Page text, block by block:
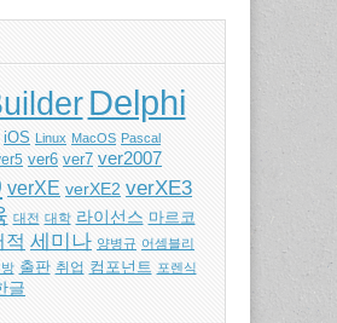
Delphi
iOS Linux MacOS Pascal
ver6 ver7 ver2007
verXE verXE2 verXE3
대전 대학 라이선스 마르코
적 세미나 양병규 어셈블리
출판 취업 컴포넌트 포렌식
글